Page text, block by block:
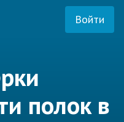
Войти
полок в